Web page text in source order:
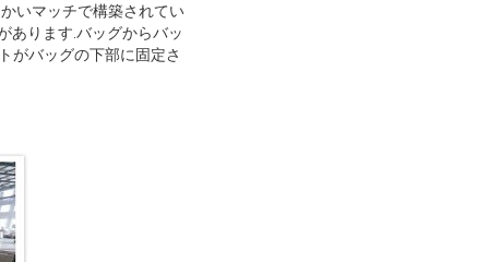
いマッチで構築されてい
あります.バッグからバッ
がバッグの下部に固定さ